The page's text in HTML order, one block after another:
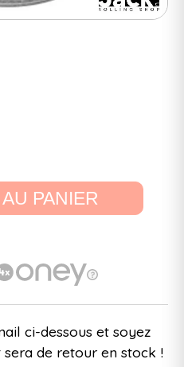
PANIER
ci-dessous et soyez
de retour en stock !